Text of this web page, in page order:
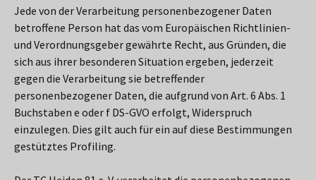
Jede von der Verarbeitung personenbezogener Daten
betroffene Person hat das vom Europäischen Richtlinien-
und Verordnungsgeber gewährte Recht, aus Gründen, die
sich aus ihrer besonderen Situation ergeben, jederzeit
gegen die Verarbeitung sie betreffender
personenbezogener Daten, die aufgrund von Art. 6 Abs. 1
Buchstaben e oder f DS-GVO erfolgt, Widerspruch
einzulegen. Dies gilt auch für ein auf diese Bestimmungen
gestütztes Profiling.